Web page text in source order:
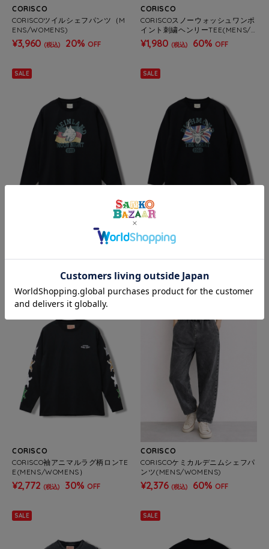
CORISCO
CORISCOツイルシェフパンツ（M
ENS/WOMENS)
¥3,960 (税込) 20% OFF
CORISCO
CORISCOスノーウォッシュワンポ
イント刺繍ヘンリーTEE(MENS/
WOMENS)
¥1,980 (税込) 60% OFF
SALE
CORISCOアニマルドイツカレッジ
SALE
CORISCOアニマルイギリスカレッ
SALE
CORISCO
CORISCO袖アニマルラグ柄ロンTE
E(MENS/WOMENS）
¥2,772 (税込) 30% OFF
SALE
CORISCO
CORISCOケミカルデニムシェフパ
ンツ(MENS/WOMENS)
¥2,376 (税込) 60% OFF
SALE SALE